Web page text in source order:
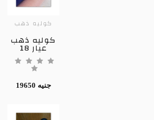
كوليه ذهب
كوليه ذهب
عيار 18
19650 جنيه